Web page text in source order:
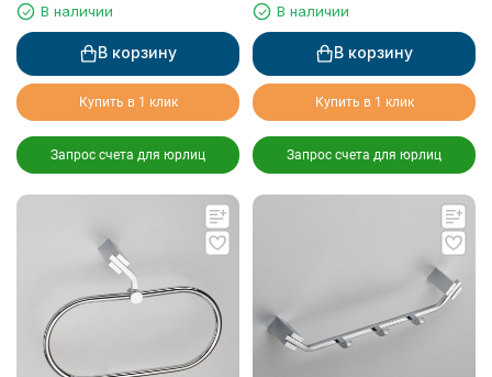
В наличии
В корзину
Купить в 1 клик
Запрос счета для юрлиц
В наличии
В корзину
Купить в 1 клик
Запрос счета для юрлиц